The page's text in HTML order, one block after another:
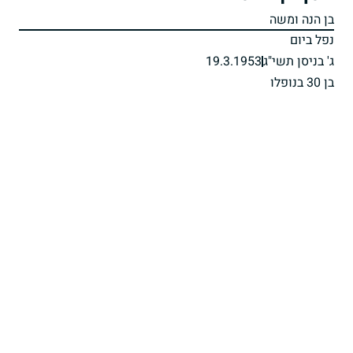
בן הנה ומשה
נפל ביום
ג' בניסן תשי"ג19.3.1953
בן 30 בנופלו